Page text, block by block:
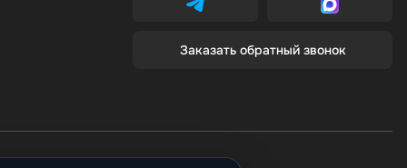
Заказать обратный звонок